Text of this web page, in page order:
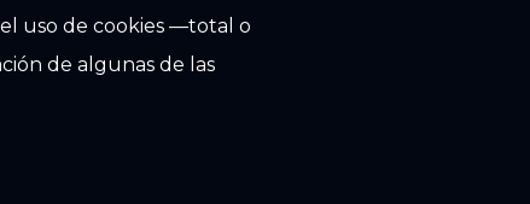
uso de cookies —total o
de algunas de las